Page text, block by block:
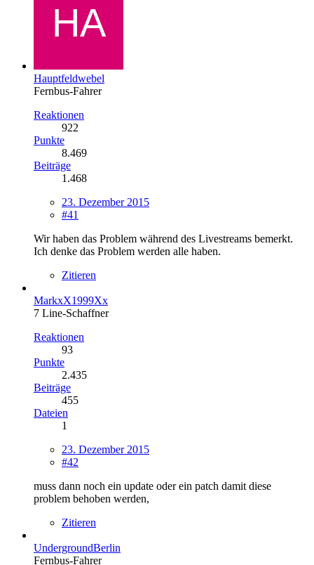
Hauptfeldwebel
Fernbus-Fahrer
Reaktionen
922
Punkte
8.469
Beiträge
1.468
23. Dezember 2015
#41
Wir haben das Problem während des Livestreams bemerkt.
Ich denke das Problem werden alle haben.
Zitieren
MarkxX1999Xx
7 Line-Schaffner
Reaktionen
93
Punkte
2.435
Beiträge
455
Dateien
1
23. Dezember 2015
#42
muss dann noch ein update oder ein patch damit diese
problem behoben werden,
Zitieren
UndergroundBerlin
Fernbus-Fahrer